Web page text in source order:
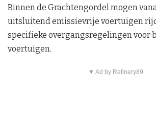
Binnen de Grachtengordel mogen
uitsluitend emissievrije voertuigen
specifieke overgangsregelingen voor
voertuigen.
▼ Ad by Refinery89